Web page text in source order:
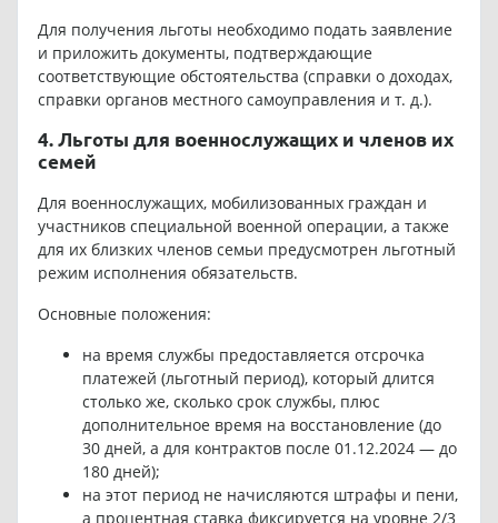
Для получения льготы необходимо подать заявление
и приложить документы, подтверждающие
соответствующие обстоятельства (справки о доходах,
справки органов местного самоуправления и т. д.).
4. Льготы для военнослужащих и членов их
семей
Для военнослужащих, мобилизованных граждан и
участников специальной военной операции, а также
для их близких членов семьи предусмотрен льготный
режим исполнения обязательств.
Основные положения:
на время службы предоставляется отсрочка
платежей (льготный период), который длится
столько же, сколько срок службы, плюс
дополнительное время на восстановление (до
30 дней, а для контрактов после 01.12.2024 — до
180 дней);
на этот период не начисляются штрафы и пени,
а процентная ставка фиксируется на уровне 2/3